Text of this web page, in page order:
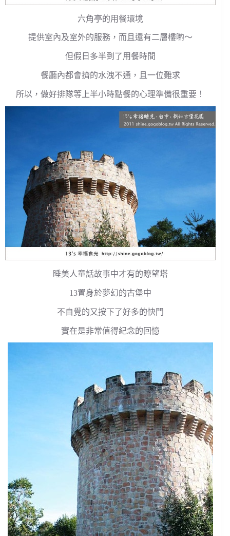
六角亭的用餐環境
提供室內及室外的服務，而且還有二層樓喲～
但假日多半到了用餐時間
餐廳內都會擠的水洩不通，且一位難求
所以，做好排隊等上半小時點餐的心理準備很重要！
睡美人童話故事中才有的瞭望塔
13置身於夢幻的古堡中
不自覺的又按下了好多的快門
實在是非常值得紀念的回憶